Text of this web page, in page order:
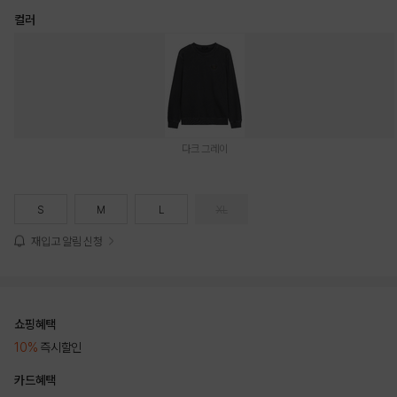
컬러
다크 그레이
S M L
재입고 알림 신청
쇼핑혜택
10% 즉시할인
카드혜택